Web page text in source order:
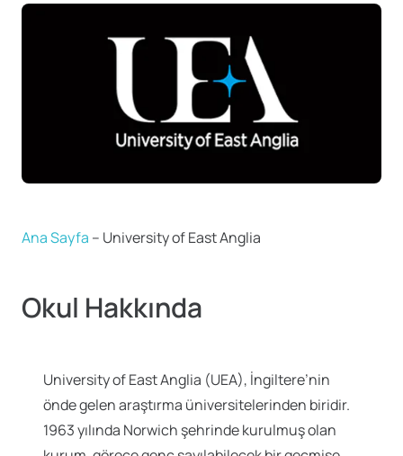
Ana Sayfa – University of East Anglia
Okul Hakkında
University of East Anglia (UEA), İngiltere’nin
önde gelen araştırma üniversitelerinden biridir.
1963 yılında Norwich şehrinde kurulmuş olan